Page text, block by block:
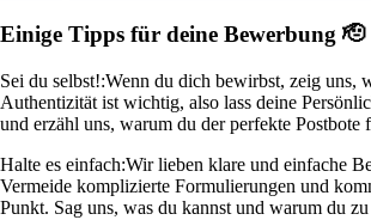
Einige Tipps für deine Bewerbung 🫡
Sei du selbst!:Wenn du dich bewirbst, zeig uns,
Authentizität ist wichtig, also lass deine
und erzähl uns, warum du der perfekte Postbote
Halte es einfach:Wir lieben klare und einfache
Vermeide komplizierte Formulierungen und
Punkt. Sag uns, was du kannst und warum du